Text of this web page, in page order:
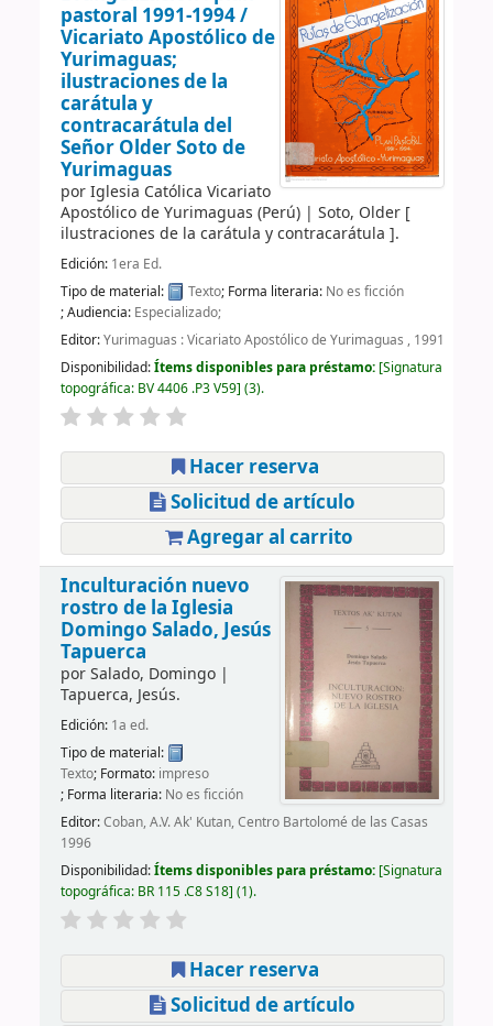
pastoral 1991-1994 /
Vicariato Apostólico de
Yurimaguas;
ilustraciones de la
carátula y
contracarátula del
Señor Older Soto de
Yurimaguas
porIglesia Católica Vicariato
Apostólico de Yurimaguas (Perú)| Soto, Older[
ilustraciones de la carátula y contracarátula ].
Edición: 1era Ed.
Tipo de material:
Texto; Forma literaria: No es ficción
; Audiencia: Especializado;
Editor:Yurimaguas : Vicariato Apostólico de Yurimaguas , 1991
Disponibilidad:Ítems disponibles para préstamo: Signatura
topográfica: BV 4406 .P3 V59 (3).
Hacer reserva
Solicitud de artículo
Agregar al carrito
Inculturación nuevo
rostro de la Iglesia
Domingo Salado, Jesús
Tapuerca
porSalado, Domingo|
Tapuerca, Jesús.
Edición: 1a ed.
Tipo de material:
Texto; Formato: impreso
; Forma literaria: No es ficción
Editor:Coban, A.V. Ak' Kutan, Centro Bartolomé de las Casas
1996
Disponibilidad:Ítems disponibles para préstamo: Signatura
topográfica: BR 115 .C8 S18 (1).
Hacer reserva
Solicitud de artículo